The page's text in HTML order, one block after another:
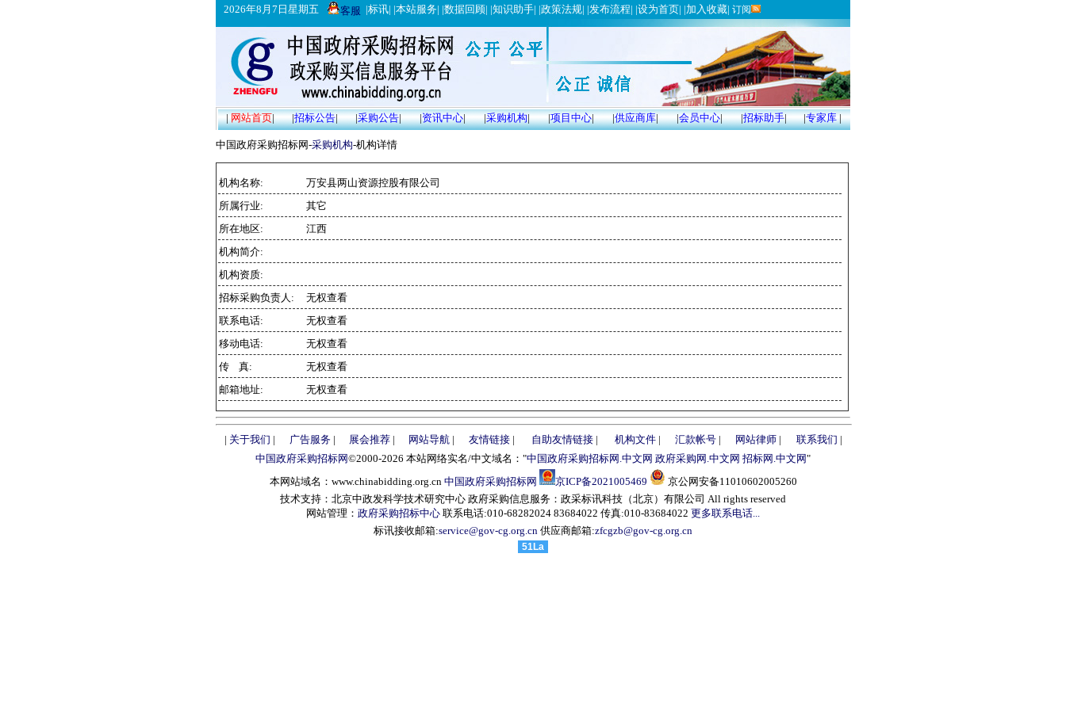
2026年8月7日星期五 客服 |标讯| |本站服务| |数据回顾| |知识助手| |政策法规| |发布流程| |设为首页| |加入收藏| 订阅
|网站首页| |招标公告| |采购公告| |资讯中心| |采购机构| |项目中心| |供应商库| |会员中心| |招标助手| |专家库|
中国政府采购招标网-采购机构-机构详情
机构名称:
万安县两山资源控股有限公司
所属行业:
其它
所在地区:
江西
机构简介:
机构资质:
招标采购负责人:
无权查看
联系电话:
无权查看
移动电话:
无权查看
传 真:
无权查看
邮箱地址:
无权查看
| 关于我们 | 广告服务| 展会推荐| 网站导航 | 友情链接 | 自助友情链接 | 机构文件 | 汇款帐号 | 网站律师 | 联系我们 |
中国政府采购招标网©2000-2026 本站网络实名/中文域名："中国政府采购招标网.中文网 政府采购网.中文网 招标网.中文网"
本网站域名：www.chinabidding.org.cn 中国政府采购招标网 京ICP备2021005469
京公网安备11010602005260
技术支持：北京中政发科学技术研究中心 政府采购信息服务：政采标讯科技（北京）有限公司 All rights reserved
网站管理： 政府采购招标中心 联系电话:010-68282024 83684022 传真:010-83684022 更多联系电话...
标讯接收邮箱:service@gov-cg.org.cn 供应商邮箱:zfcgzb@gov-cg.org.cn
51La